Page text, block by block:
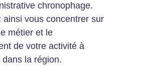
chronophage.
ainsi vous concentrer sur
métier et le
de votre activité à
la région.